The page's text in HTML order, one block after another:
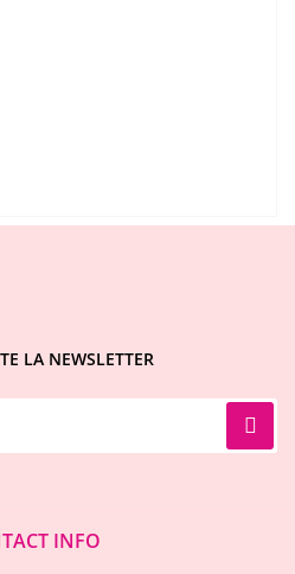
LA NEWSLETTER
INFO